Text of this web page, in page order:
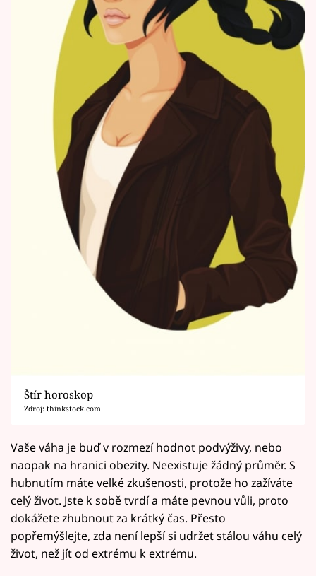
Štír horoskop
Zdroj: thinkstock.com
Vaše váha je buď v rozmezí hodnot podvýživy, nebo
naopak na hranici obezity. Neexistuje žádný průměr. S
hubnutím máte velké zkušenosti, protože ho zažíváte
celý život. Jste k sobě tvrdí a máte pevnou vůli, proto
dokážete zhubnout za krátký čas. Přesto
popřemýšlejte, zda není lepší si udržet stálou váhu celý
život, než jít od extrému k extrému.